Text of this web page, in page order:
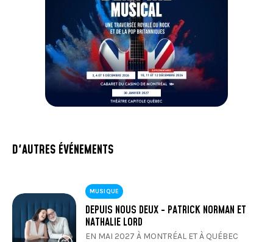
D'AUTRES ÉVÉNEMENTS
MUSIQUE
DEPUIS NOUS DEUX - PATRICK NORMAN ET
NATHALIE LORD
EN MAI 2027 À MONTRÉAL ET À QUÉBEC